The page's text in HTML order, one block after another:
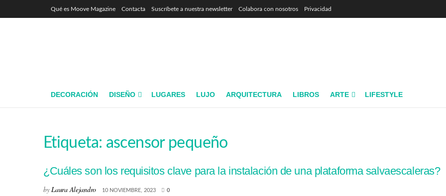
Qué es Moove Magazine Contacta Suscríbete a nuestra newsletter Colabora con nosotros Privacidad
DECORACIÓN DISEÑO LUGARES LUJO ARQUITECTURA LIBROS ARTE LIFESTYLE
Etiqueta: ascensor pequeño
¿Cuáles son los requisitos clave para la instalación de una plataforma salvaescaleras?
byLaura Alejandro 10 NOVIEMBRE, 2023 0